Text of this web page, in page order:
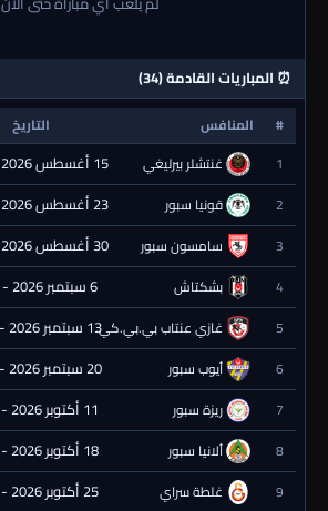
⏰ المباريات القادمة (34)
# المنافس التاريخ
1
غنتشلر بيرليغي 15 أغسطس 2026 - 21:30
2 قونيا سبور 23 أغسطس 2026 - 20:00
3 سامسون سبور 30 أغسطس 2026 - 20:00
4 بشكتاش 6 سبتمبر 2026 - 20:00
5 غازي عنتاب بي.بي.كي.13 سبتمبر 2026 - 20:00
6 أيوب سبور 20 سبتمبر 2026 - 20:00
7 ريزة سبور 11 أكتوبر 2026 - 20:00
8 ألانيا سبور 18 أكتوبر 2026 - 20:00
9 غلطة سراي 25 أكتوبر 2026 - 20:00